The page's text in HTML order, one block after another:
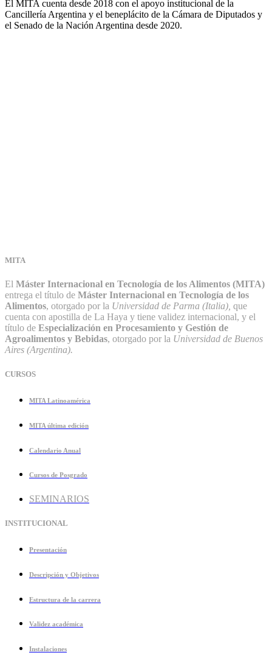
El MITA cuenta desde 2018 con el apoyo institucional de la
Cancillería Argentina y el beneplácito de la Cámara de Diputados y
el Senado de la Nación Argentina desde 2020.
MITA
El Máster Internacional en Tecnología de los Alimentos (MITA)
entrega el título de Máster Internacional en Tecnología de los
Alimentos, otorgado por la Universidad de Parma (Italia), que
cuenta con apostilla de La Haya y tiene validez internacional, y el
título de Especialización en Procesamiento y Gestión de
Agroalimentos y Bebidas, otorgado por la Universidad de Buenos
Aires (Argentina).
CURSOS
MITA Latinoamérica
MITA última edición
Calendario Anual
Cursos de Posgrado
SEMINARIOS
INSTITUCIONAL
Presentación
Descripción y Objetivos
Estructura de la carrera
Validez académica
Instalaciones